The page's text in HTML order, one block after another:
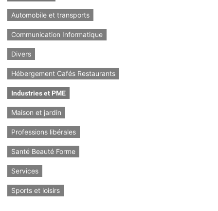
Automobile et transports
Communication Informatique
Divers
Hébergement Cafés Restaurants
Industries et PME
Maison et jardin
Professions libérales
Santé Beauté Forme
Services
Sports et loisirs